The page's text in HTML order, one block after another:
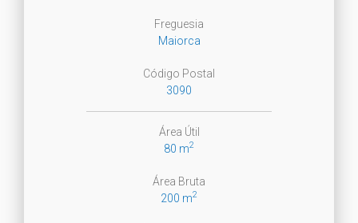
Freguesia
Maiorca
Código Postal
3090
Área Útil
80 m2
Área Bruta
200 m2